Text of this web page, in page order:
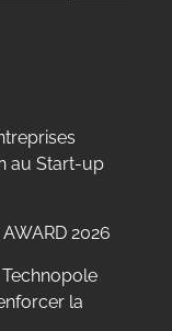
au Start-up
2026
la